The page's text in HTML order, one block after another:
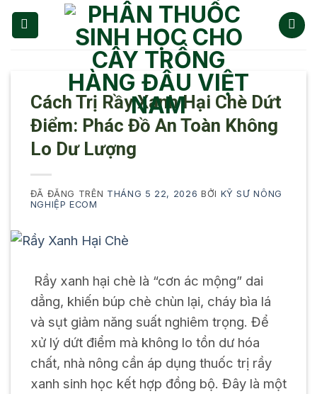
Chuyển
đến
Cách Trị Rầy Xanh Hại Chè Dứt
Điểm: Phác Đồ An Toàn Không
Lo Dư Lượng
ĐÃ ĐĂNG TRÊN THÁNG 5 22, 2026 BỞI KỸ SƯ NÔNG
NGHIỆP ECOM
Rầy xanh hại chè là “cơn ác mộng” dai
dẳng, khiến búp chè chùn lại, cháy bìa lá
và sụt giảm năng suất nghiêm trọng. Để
xử lý dứt điểm mà không lo tồn dư hóa
chất, nhà nông cần áp dụng thuốc trị rầy
xanh sinh học kết hợp đồng bộ. Đây là một